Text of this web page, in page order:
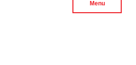
Menu